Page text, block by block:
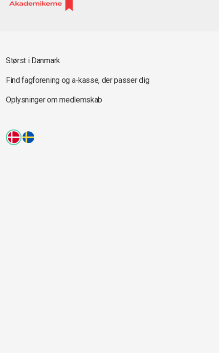
Størst i Danmark
Find fagforening og a-kasse, der passer dig
Oplysninger om medlemskab